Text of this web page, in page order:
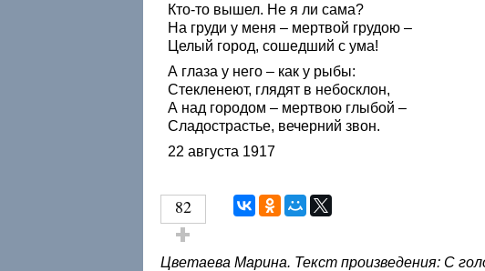
Кто-то вышел. Не я ли сама?
На груди у меня – мертвой грудою –
Целый город, сошедший с ума!
А глаза у него – как у рыбы:
Стекленеют, глядят в небосклон,
А над городом – мертвою глыбой –
Сладострастье, вечерний звон.
22 августа 1917
82
Голос за!
Цветаева Марина. Текст произведения: С